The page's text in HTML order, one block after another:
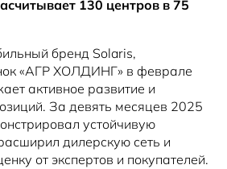
130 центров в 75
бренд Solaris,
«АГР ХОЛДИНГ» в феврале
активное развитие и
За девять месяцев 2025
устойчивую
дилерскую сеть и
от экспертов и покупателей.